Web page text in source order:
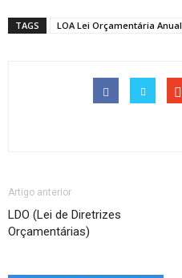
TAGS LOA Lei Orçamentária Anual
Artigo anterior
LDO (Lei de Diretrizes
Orçamentárias)